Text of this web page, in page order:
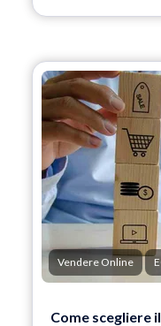
Vendere Online
Come scegliere